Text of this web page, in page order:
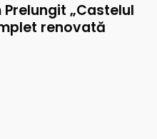
„Castelul
renovată